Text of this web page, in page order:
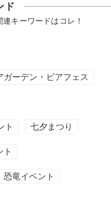
ド
キーワードはコレ！
ガーデン・ビアフェス
ト 七夕まつり
ト
恐竜イベント